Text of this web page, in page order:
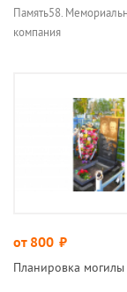
Память58.
компания
от 800 руб.
Планировка могилы